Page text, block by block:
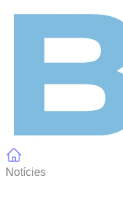
Notícies